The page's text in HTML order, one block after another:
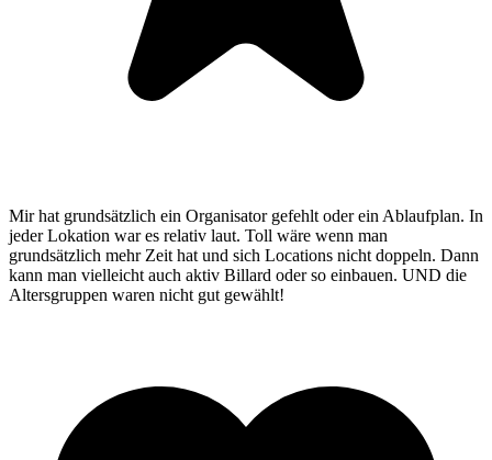
Mir hat grundsätzlich ein Organisator gefehlt oder ein Ablaufplan. In
jeder Lokation war es relativ laut. Toll wäre wenn man
grundsätzlich mehr Zeit hat und sich Locations nicht doppeln. Dann
kann man vielleicht auch aktiv Billard oder so einbauen. UND die
Altersgruppen waren nicht gut gewählt!